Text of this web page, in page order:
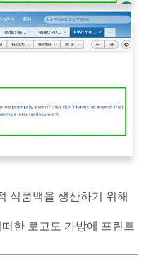
식품백을 생산하기 위해
한 로고도 가방에 프린트